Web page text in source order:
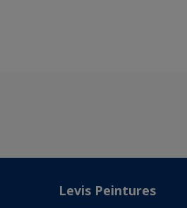
Levis Peintures